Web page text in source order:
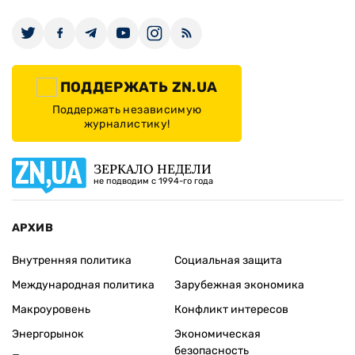
ПОДДЕРЖАТЬ ZN.UA
Поддержать независимую
журналистику!
ЗЕРКАЛО НЕДЕЛИ
не подводим с 1994-го года
АРХИВ
Внутренняя политика
Международная политика
Макроуровень
Энергорынок
Социальная защита
Зарубежная экономика
Конфликт интересов
Экономическая
безопасность